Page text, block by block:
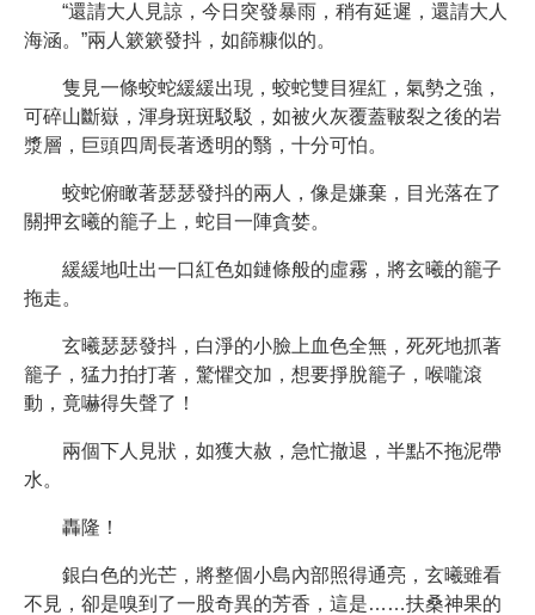
“還請大人見諒，今日突發暴雨，稍有延遲，還請大人
海涵。”兩人簌簌發抖，如篩糠似的。
隻見一條蛟蛇緩緩出現，蛟蛇雙目猩紅，氣勢之強，
可碎山斷嶽，渾身斑斑駁駁，如被火灰覆蓋皸裂之後的岩
漿層，巨頭四周長著透明的翳，十分可怕。
蛟蛇俯瞰著瑟瑟發抖的兩人，像是嫌棄，目光落在了
關押玄曦的籠子上，蛇目一陣貪婪。
緩緩地吐出一口紅色如鏈條般的虛霧，將玄曦的籠子
拖走。
玄曦瑟瑟發抖，白淨的小臉上血色全無，死死地抓著
籠子，猛力拍打著，驚懼交加，想要掙脫籠子，喉嚨滾
動，竟嚇得失聲了！
兩個下人見狀，如獲大赦，急忙撤退，半點不拖泥帶
水。
轟隆！
銀白色的光芒，將整個小島內部照得通亮，玄曦雖看
不見，卻是嗅到了一股奇異的芳香，這是……扶桑神果的